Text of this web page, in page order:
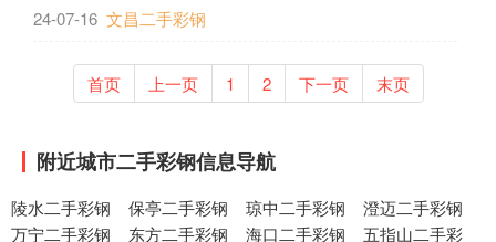
24-07-16 文昌二手彩钢
首页 上一页 1 2 下一页 末页
附近城市二手彩钢信息导航
陵水二手彩钢 保亭二手彩钢 琼中二手彩钢
澄迈二手彩钢
万宁二手彩钢
东方二手彩钢 海口二手彩钢 五指山二手彩